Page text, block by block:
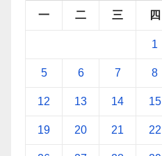
一 二 三 四
1
5 6 7 8
12 13 14 15
19 20 21 22